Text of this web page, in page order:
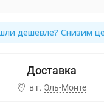
в г. Эль-Монте